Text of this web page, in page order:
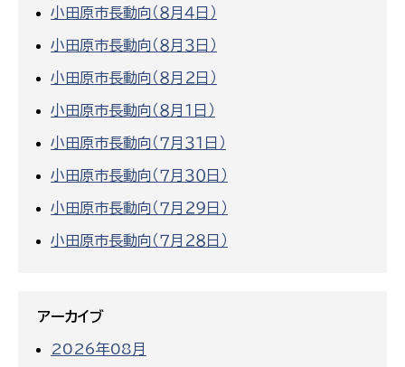
小田原市長動向（８月４日）
小田原市長動向（８月３日）
小田原市長動向（８月２日）
小田原市長動向（８月１日）
小田原市長動向（７月３１日）
小田原市長動向（７月３０日）
小田原市長動向（７月２９日）
小田原市長動向（７月２８日）
アーカイブ
2026年08月